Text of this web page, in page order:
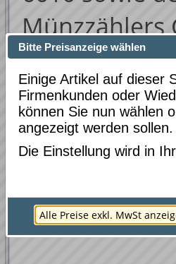
Münzzählers
auf
Artikelnummer:
910923053
Gewicht:
100g
Lieferzeit:
nur noch 3 auf
Bitte Preisanzeige wählen
Einige Artikel auf dieser
Firmenkunden oder
können Sie nun wählen
angezeigt werden sollen.
Die Einstellung wird in
Alle Preise exkl. MwSt